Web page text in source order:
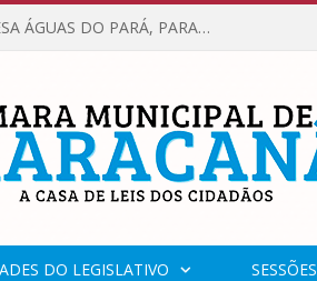
VEREADORES SE REUNÉM COM EMPRESA ÁGUAS DO PARÁ, PARA APRESENTAR REIVINDICAÇÕES E MELHORIAS NA QUALIDADE DOS SERVIÇOS OFERECIDOS Á POPULAÇÃO.
DO LEGISLATIVO SESSÕES